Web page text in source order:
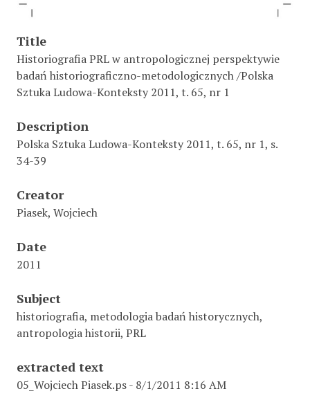
Title
Historiografia PRL w antropologicznej perspektywie
badań historiograficzno-metodologicznych /Polska
Sztuka Ludowa-Konteksty 2011, t. 65, nr 1
Description
Polska Sztuka Ludowa-Konteksty 2011, t. 65, nr 1, s.
34-39
Creator
Piasek, Wojciech
Date
2011
Subject
historiografia, metodologia badań historycznych,
antropologia historii, PRL
extracted text
05_Wojciech Piasek.ps - 8/1/2011 8:16 AM